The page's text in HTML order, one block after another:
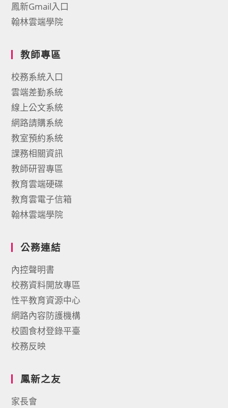
鳳新Gmail入口
翰林雲端學院
教師專區
校務系統入口
雲端差勤系統
線上公文系統
網路請購系統
教室預約系統
課務相關資訊
教師研習專區
教育雲端硬碟
教育雲電子信箱
翰林雲端學院
公務連結
內控聲明書
校務資料開放專區
性平教育資源中心
網路內容防護機構
校園食材登錄平臺
校務反映
鳳新之友
家長會